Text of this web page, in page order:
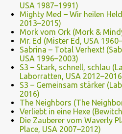
USA 1987–1991)
Mighty Med – Wir heilen
2013–2015)
Mork vom Ork (Mork &
Mr. Ed (Mister Ed, USA
Sabrina – Total Verhext!
USA 1996–2003)
S3 – Stark, schnell, schlau
Laborratten, USA
S3 – Gemeinsam stärker
2016)
The Neighbors (The
Verliebt in eine Hexe
Die Zauberer vom Waverly
Place, USA 2007–2012)